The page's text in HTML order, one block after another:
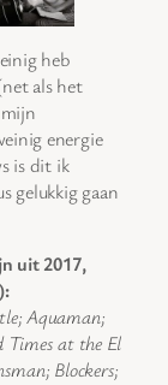
heb
als het
energie
is dit ik
gelukkig gaan
uit 2017,
Aquaman;
Times at the El
Blockers;